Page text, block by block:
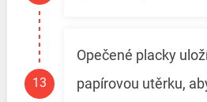
Opečené placky
papírovou utěrku,